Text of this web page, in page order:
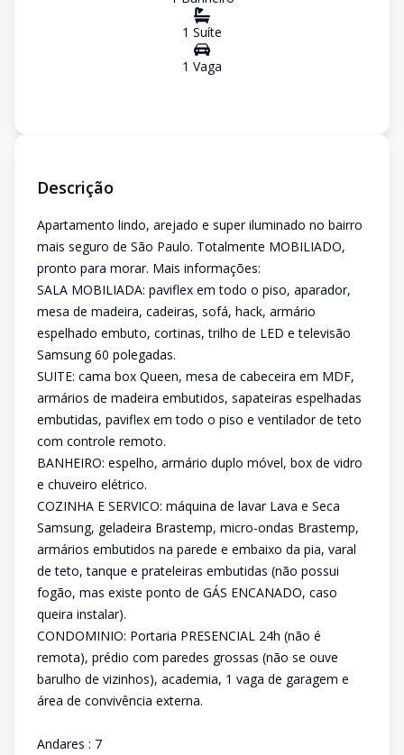
1 Suíte
1 Vaga
Descrição
Apartamento lindo, arejado e super iluminado no bairro
mais seguro de São Paulo. Totalmente MOBILIADO,
pronto para morar. Mais informações:
SALA MOBILIADA: paviflex em todo o piso, aparador,
mesa de madeira, cadeiras, sofá, hack, armário
espelhado embuto, cortinas, trilho de LED e televisão
Samsung 60 polegadas.
SUITE: cama box Queen, mesa de cabeceira em MDF,
armários de madeira embutidos, sapateiras espelhadas
embutidas, paviflex em todo o piso e ventilador de teto
com controle remoto.
BANHEIRO: espelho, armário duplo móvel, box de vidro
e chuveiro elétrico.
COZINHA E SERVICO: máquina de lavar Lava e Seca
Samsung, geladeira Brastemp, micro-ondas Brastemp,
armários embutidos na parede e embaixo da pia, varal
de teto, tanque e prateleiras embutidas (não possui
fogão, mas existe ponto de GÁS ENCANADO, caso
queira instalar).
CONDOMINIO: Portaria PRESENCIAL 24h (não é
remota), prédio com paredes grossas (não se ouve
barulho de vizinhos), academia, 1 vaga de garagem e
área de convivência externa.
Andares : 7